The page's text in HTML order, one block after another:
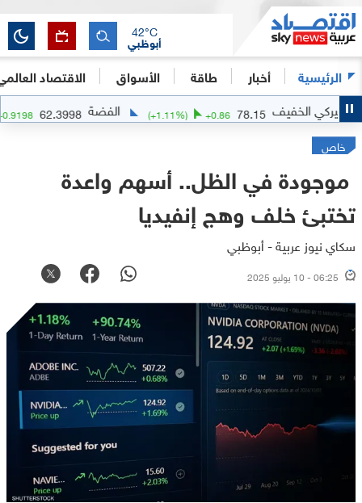
الرئيسية أخبار طاقة الأسواق الاقتصاد
أبوظبي
42°C
78.15
+0.86
(+ 1.11%) الفضة 62.3998
+0.9198
(+1.5%)
خاص
موجودة في الظل.. أسهم واعدة
تختبئ خلف وهج إنفيديا
سكاي نيوز عربية - أبوظبي
06:25 - 10 يوليو 2025